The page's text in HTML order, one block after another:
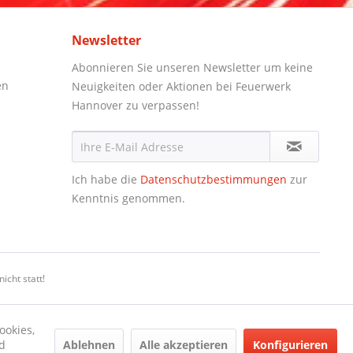
Newsletter
Abonnieren Sie unseren Newsletter um keine
Neuigkeiten oder Aktionen bei Feuerwerk
Hannover zu verpassen!
Ich habe die Datenschutzbestimmungen zur
Kenntnis genommen.
statt!
Ablehnen Alle akzeptieren Konfigurieren